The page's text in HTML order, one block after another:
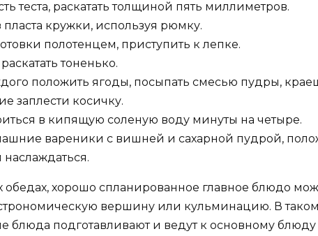
теста, раскатать толщиной пять миллиметров.
пласта кружки, используя рюмку.
полотенцем, приступить к лепке.
тоненько.
положить ягоды, посыпать смесью пудры,
заплести косичку.
в кипящую соленую воду минуты на четыре.
вареники с вишней и сахарной пудрой,
хорошо спланированное главное блюдо
вершину или кульминацию. В таком
блюда подготавливают и ведут к основному блюду